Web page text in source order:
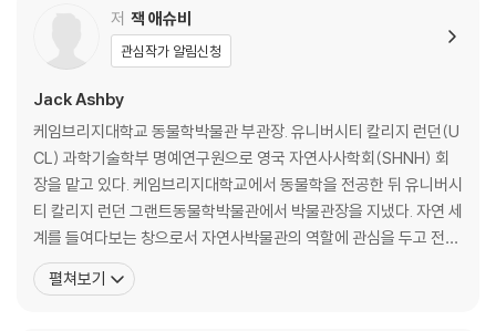
4. 있는데 없는 식물
절대 핥지 말 것 | 식물맹 현상
5. 평범한 동물들의 역사
액침표본 고양이 | 이름으로 불린다는 것 | 최후 개체의 표본
2부 사라진 이야기
6. 자연이 된 문화
영웅 컬렉션의 비밀 | ‘수집자: 기록에 없는 부족민’
군대의 수집가들 | 태즈메이니아의 비극 | 공룡 외교 | 중립의 의미
저 잭 애슈비
관심작가 알림신청
Jack Ashby
케임브리지대학교 동물학박물관 부관장. 유니버시티 칼리지 런던(U
CL) 과학기술학부 명예연구원으로 영국 자연사사학회(SHNH) 회
장을 맡고 있다. 케임브리지대학교에서 동물학을 전공한 뒤 유니버시
티 칼리지 런던 그랜트동물학박물관에서 박물관장을 지냈다. 자연 세
계를 들여다보는 창으로서 자연사박물관의 역할에 관심을 두고 전시
프로그램을 기획했다. 시민 800명이 참여한 ‘큰돌고래 뼈 맞추기’가
화제를 일으켰고, 몸집 큰 동물들에 주목하는 전시 관행을 뒤집어 새
펼쳐보기